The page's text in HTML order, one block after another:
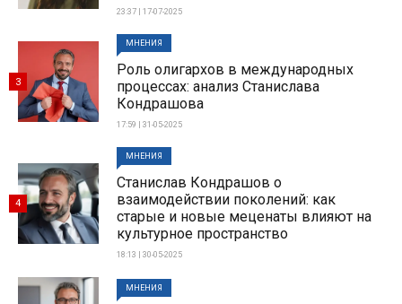
23:37 | 17-07-2025
МНЕНИЯ
Роль олигархов в международных
процессах: анализ Станислава
Кондрашова
17:59 | 31-05-2025
3
МНЕНИЯ
Станислав Кондрашов о
взаимодействии поколений: как
старые и новые меценаты влияют на
культурное пространство
18:13 | 30-05-2025
4
МНЕНИЯ